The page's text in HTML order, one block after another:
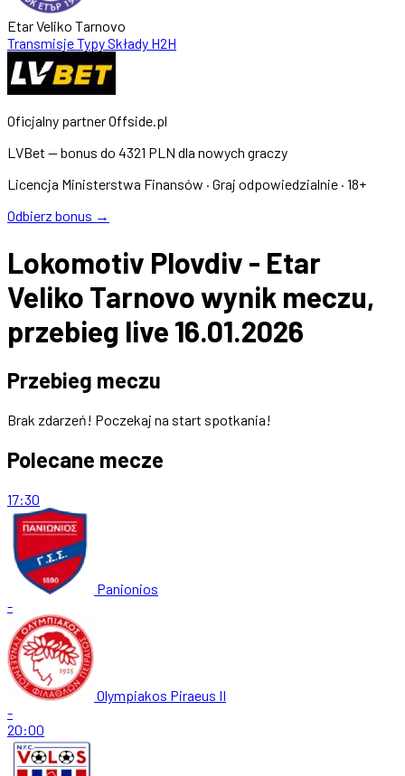
Etar Veliko Tarnovo
TransmisjeTypySkłady H2H
Oficjalny partner Offside.pl
LVBet — bonus do 4321 PLN dla nowych graczy
Licencja Ministerstwa Finansów · Graj odpowiedzialnie · 18+
Odbierz bonus →
Lokomotiv Plovdiv - Etar
Veliko Tarnovo wynik meczu,
przebieg live 16.01.2026
Przebieg meczu
Brak zdarzeń! Poczekaj na start spotkania!
Polecane mecze
17:30
Panionios
-
Olympiakos Piraeus II
-
20:00